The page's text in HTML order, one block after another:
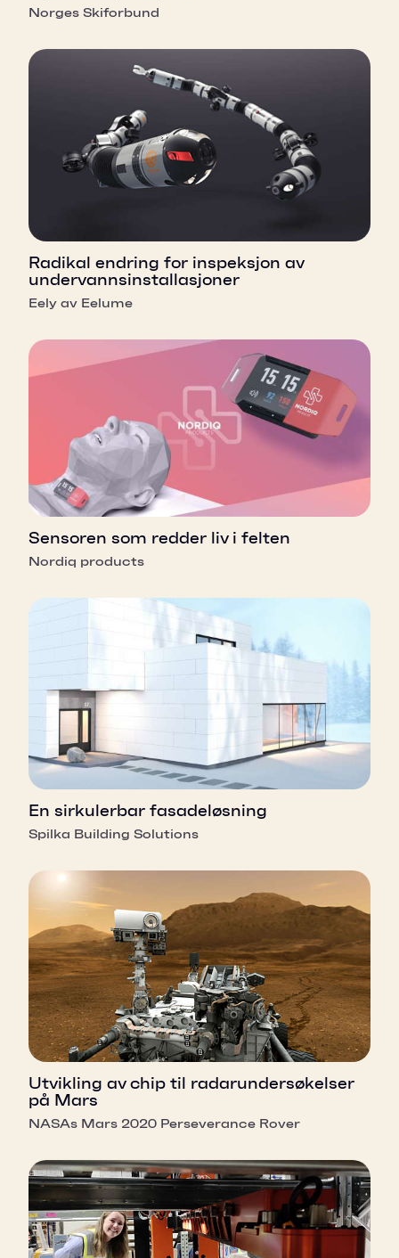
Norges Skiforbund
Radikal endring for inspeksjon av
undervannsinstallasjoner
Eely av Eelume
Sensoren som redder liv i felten
Nordiq products
En sirkulerbar fasadeløsning
Spilka Building Solutions
Utvikling av chip til radarundersøkelser
på Mars
NASAs Mars 2020 Perseverance Rover